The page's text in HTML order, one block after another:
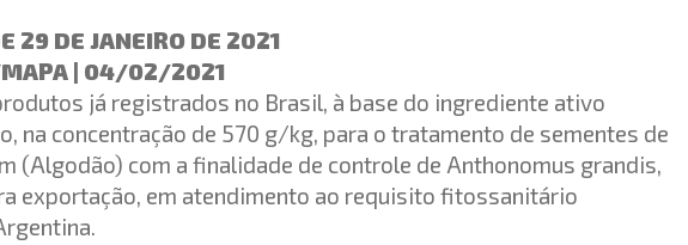
29 DE JANEIRO DE 2021
| 04/02/2021
já registrados no Brasil, à base do ingrediente ativo
na concentração de 570 g/kg, para o tratamento de sementes de
(Algodão) com a finalidade de controle de Anthonomus grandis,
exportação, em atendimento ao requisito fitossanitário